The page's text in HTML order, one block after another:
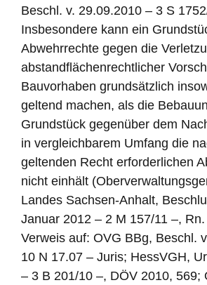
Beschl. v. 29.09.2010 – 3 S
Insbesondere kann ein
Abwehrrechte gegen die
abstandflächenrechtlicher
Bauvorhaben grundsätzlich
geltend machen, als die
Grundstück gegenüber dem
in vergleichbarem Umfang die
geltenden Recht erforderlichen
nicht einhält
Landes Sachsen-Anhalt,
Januar 2012 – 2 M 157/11 –,
Verweis auf: OVG BBg, Beschl.
10 N 17.07 – Juris; HessVGH,
– 3 B 201/10 –, DÖV 2010, 569;